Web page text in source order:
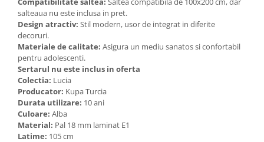
salteaua nu este inclusa in pret.
Design atractiv: Stil modern, usor de integrat in diferite
decoruri.
Materiale de calitate: Asigura un mediu sanatos si confortabil
pentru adolescenti.
Sertarul nu este inclus in oferta
Colectia: Lucia
Producator: Kupa Turcia
Durata utilizare: 10 ani
Culoare: Alba
Material: Pal 18 mm laminat E1
Latime: 105 cm